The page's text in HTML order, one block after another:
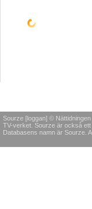
Sourze [loggan] ©
TV-verket. Sourze är också
Databasens namn är Sourze.